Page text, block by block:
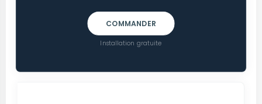
COMMANDER
Installation gratuite